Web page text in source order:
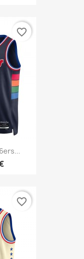
favorite_border
favorite_border